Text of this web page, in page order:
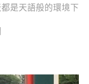
是天語般的環境下